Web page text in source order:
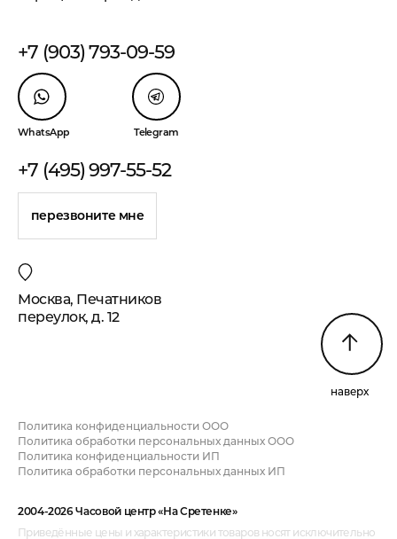
+7 (903) 793-09-59
WhatsApp Telegram
+7 (495) 997-55-52
перезвоните мне
Москва, Печатников
переулок, д. 12
наверх
Политика конфиденциальности ООО
Политика обработки персональных данных ООО
Политика конфиденциальности ИП
Политика обработки персональных данных ИП
2004-2026 Часовой центр «На Сретенке»
Приведённые цены и характеристики товаров носят исключительно